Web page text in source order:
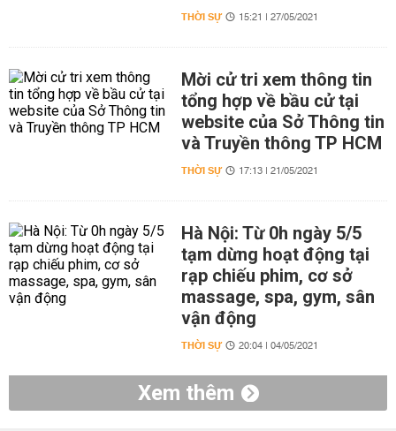
THỜI SỰ 15:21 | 27/05/2021
Mời cử tri xem thông tin
tổng hợp về bầu cử tại
website của Sở Thông tin
và Truyền thông TP HCM
THỜI SỰ 17:13 | 21/05/2021
Hà Nội: Từ 0h ngày 5/5
tạm dừng hoạt động tại
rạp chiếu phim, cơ sở
massage, spa, gym, sân
vận động
THỜI SỰ 20:04 | 04/05/2021
Xem thêm